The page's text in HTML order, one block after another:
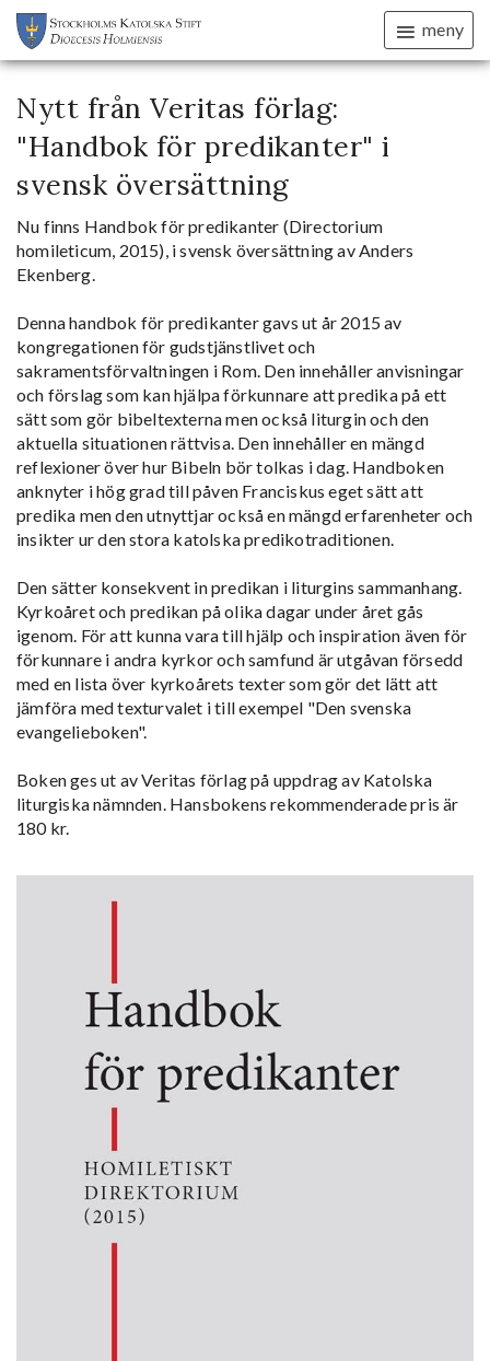
meny
Nytt från Veritas förlag:
"Handbok för predikanter" i
svensk översättning
Nu finns Handbok för predikanter (Directorium
homileticum, 2015), i svensk översättning av Anders
Ekenberg.
Denna handbok för predikanter gavs ut år 2015 av
kongregationen för gudstjänstlivet och
sakramentsförvaltningen i Rom. Den innehåller anvisningar
och förslag som kan hjälpa förkunnare att predika på ett
sätt som gör bibeltexterna men också liturgin och den
aktuella situationenrättvisa. Den innehåller en mängd
reflexioner över hur Bibeln bör tolkas i dag. Handboken
anknyter i hög grad till påven Franciskus eget sätt att
predika men den utnyttjar också en mängd erfarenheter och
insikter ur den stora katolska predikotraditionen.
Den sätter konsekvent in predikan i liturgins sammanhang.
Kyrkoåret och predikan på olika dagar under året gås
igenom. För att kunna vara till hjälp och inspiration även för
förkunnare i andra kyrkor och samfund är utgåvan försedd
med en lista över kyrkoårets texter som gör det lätt att
jämföra med texturvalet i till exempel "Den svenska
evangelieboken".
Boken ges ut av Veritas förlag på uppdrag av Katolska
liturgiska nämnden. Hansbokens rekommenderade pris är
180 kr.